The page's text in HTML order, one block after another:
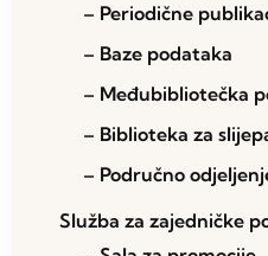
– Periodične
– Baze podataka
– Međubibliotečka
– Biblioteka za
– Područno
Služba za zajedničke